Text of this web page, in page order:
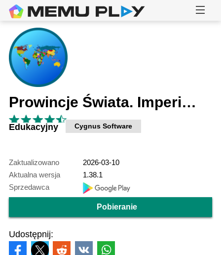
Prowincje Świata. Imperium.
Edukacyjny Cygnus Software
Zaktualizowano
2026-03-10
Aktualna wersja
1.38.1
Sprzedawca
Pobieranie
Udostępnij: